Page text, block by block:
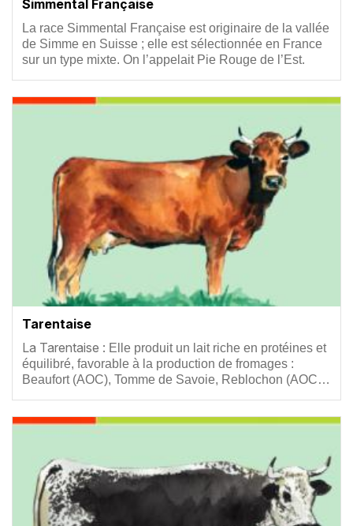
Simmental Française
Résumé
La race Simmental Française est originaire de la vallée
de Simme en Suisse ; elle est sélectionnée en France
sur un type mixte. On l’appelait Pie Rouge de l’Est.
Vignette
Tarentaise
Résumé
La Tarentaise : Elle produit un lait riche en protéines et
équilibré, favorable à la production de fromages :
Beaufort (AOC), Tomme de Savoie, Reblochon (AOC…
Vignette